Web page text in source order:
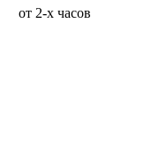
от 2-х часов